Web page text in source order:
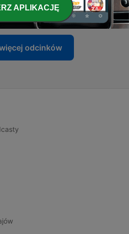
odcinków
APLIKACJĘ